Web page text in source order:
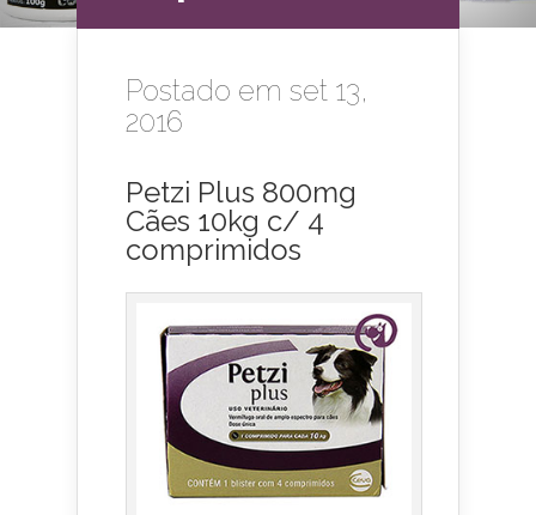
Postado em set 13,
2016
Petzi Plus 800mg
Cães 10kg c/ 4
comprimidos